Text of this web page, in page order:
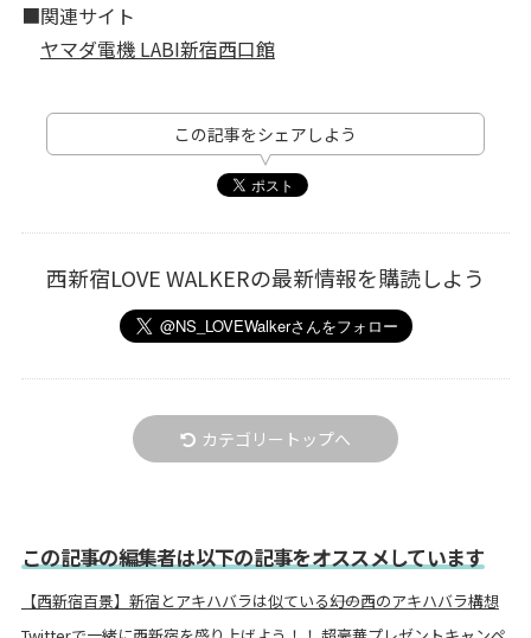
■関連サイト
ヤマダ電機 LABI新宿西口館
この記事をシェアしよう
西新宿LOVE WALKERの最新情報を購読しよう
カテゴリートップへ
この記事の編集者は以下の記事をオススメしています
【西新宿百景】新宿とアキハバラは似ている――幻の西のアキハバラ構想